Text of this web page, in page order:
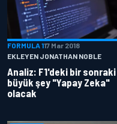
FORMULA 117 Mar 2018
EKLEYEN JONATHAN NOBLE
Analiz: F1'deki bir sonraki
büyük şey "Yapay Zeka"
olacak